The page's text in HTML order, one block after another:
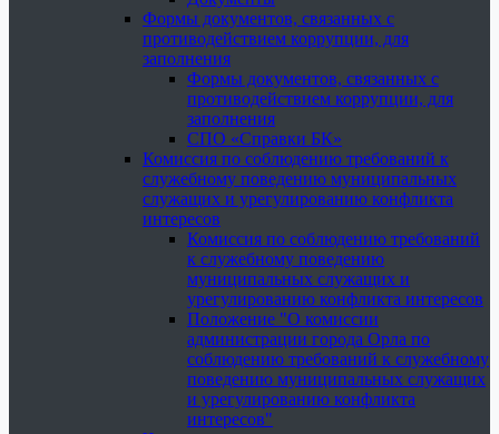
Формы документов, связанных с
противодействием коррупции, для
заполнения
Формы документов, связанных с
противодействием коррупции, для
заполнения
СПО «Справки БК»
Комиссия по соблюдению требований к
служебному поведению муниципальных
служащих и урегулированию конфликта
интересов
Комиссия по соблюдению требований
к служебному поведению
муниципальных служащих и
урегулированию конфликта интересов
Положение "О комиссии
администрации города Орла по
соблюдению требований к служебному
поведению муниципальных служащих
и урегулированию конфликта
интересов"